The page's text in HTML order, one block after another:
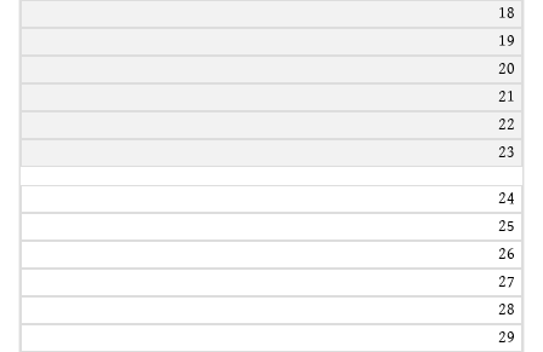
18
19
20
21
22
23
24
25
26
27
28
29